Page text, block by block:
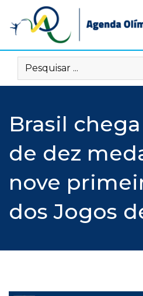
content
Brasil
de dez
nove
dos Jogos